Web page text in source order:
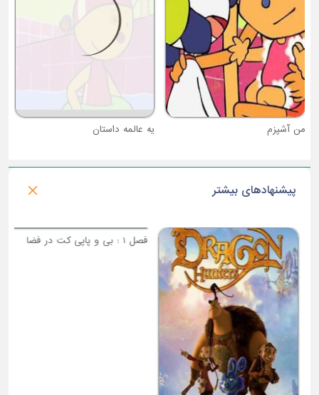
من آشپزم یه عالمه داستان
پیشنهادهای بیشتر